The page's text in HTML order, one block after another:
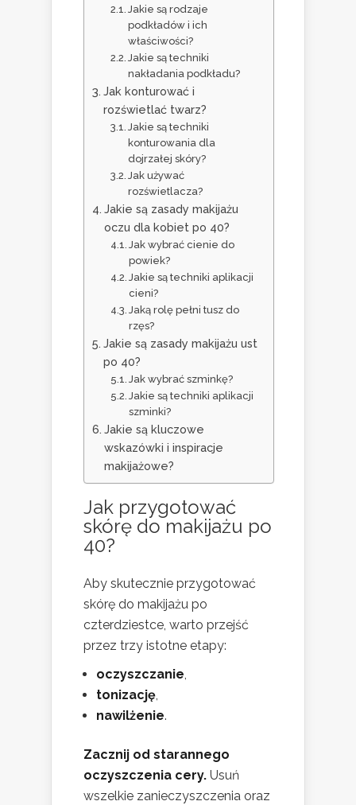
Jakie są rodzaje
podkładów i ich
właściwości?
Jakie są techniki
nakładania podkładu?
Jak konturować i
rozświetlać twarz?
Jakie są techniki
konturowania dla
dojrzałej skóry?
Jak używać
rozświetlacza?
Jakie są zasady makijażu
oczu dla kobiet po 40?
Jak wybrać cienie do
powiek?
Jakie są techniki aplikacji
cieni?
Jaką rolę pełni tusz do
rzęs?
Jakie są zasady makijażu ust
po 40?
Jak wybrać szminkę?
Jakie są techniki aplikacji
szminki?
Jakie są kluczowe
wskazówki i inspiracje
makijażowe?
Jak przygotować
skórę do makijażu po
40?
Aby skutecznie przygotować
skórę do makijażu po
czterdziestce, warto przejść
przez trzy istotne etapy:
oczyszczanie,
tonizację,
nawilżenie.
Zacznij od starannego
oczyszczenia cery. Usuń
wszelkie zanieczyszczenia oraz